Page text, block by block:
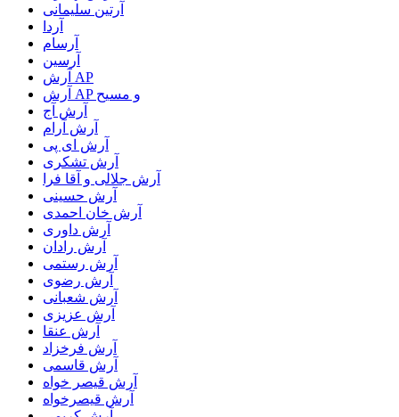
آرتین سلیمانی
آردا
آرسام
آرسین
آرش AP
آرش AP و مسیح
آرش آج
آرش آرام
آرش ای پی
آرش تشکری
آرش جلالی و آقا فرا
آرش حسینی
آرش خان احمدی
آرش داوری
آرش رادان
آرش رستمى
آرش رضوی
آرش شعبانی
آرش عزیزی
آرش عنقا
آرش فرخزاد
آرش قاسمی
آرش قیصر خواه
آرش قیصرخواه